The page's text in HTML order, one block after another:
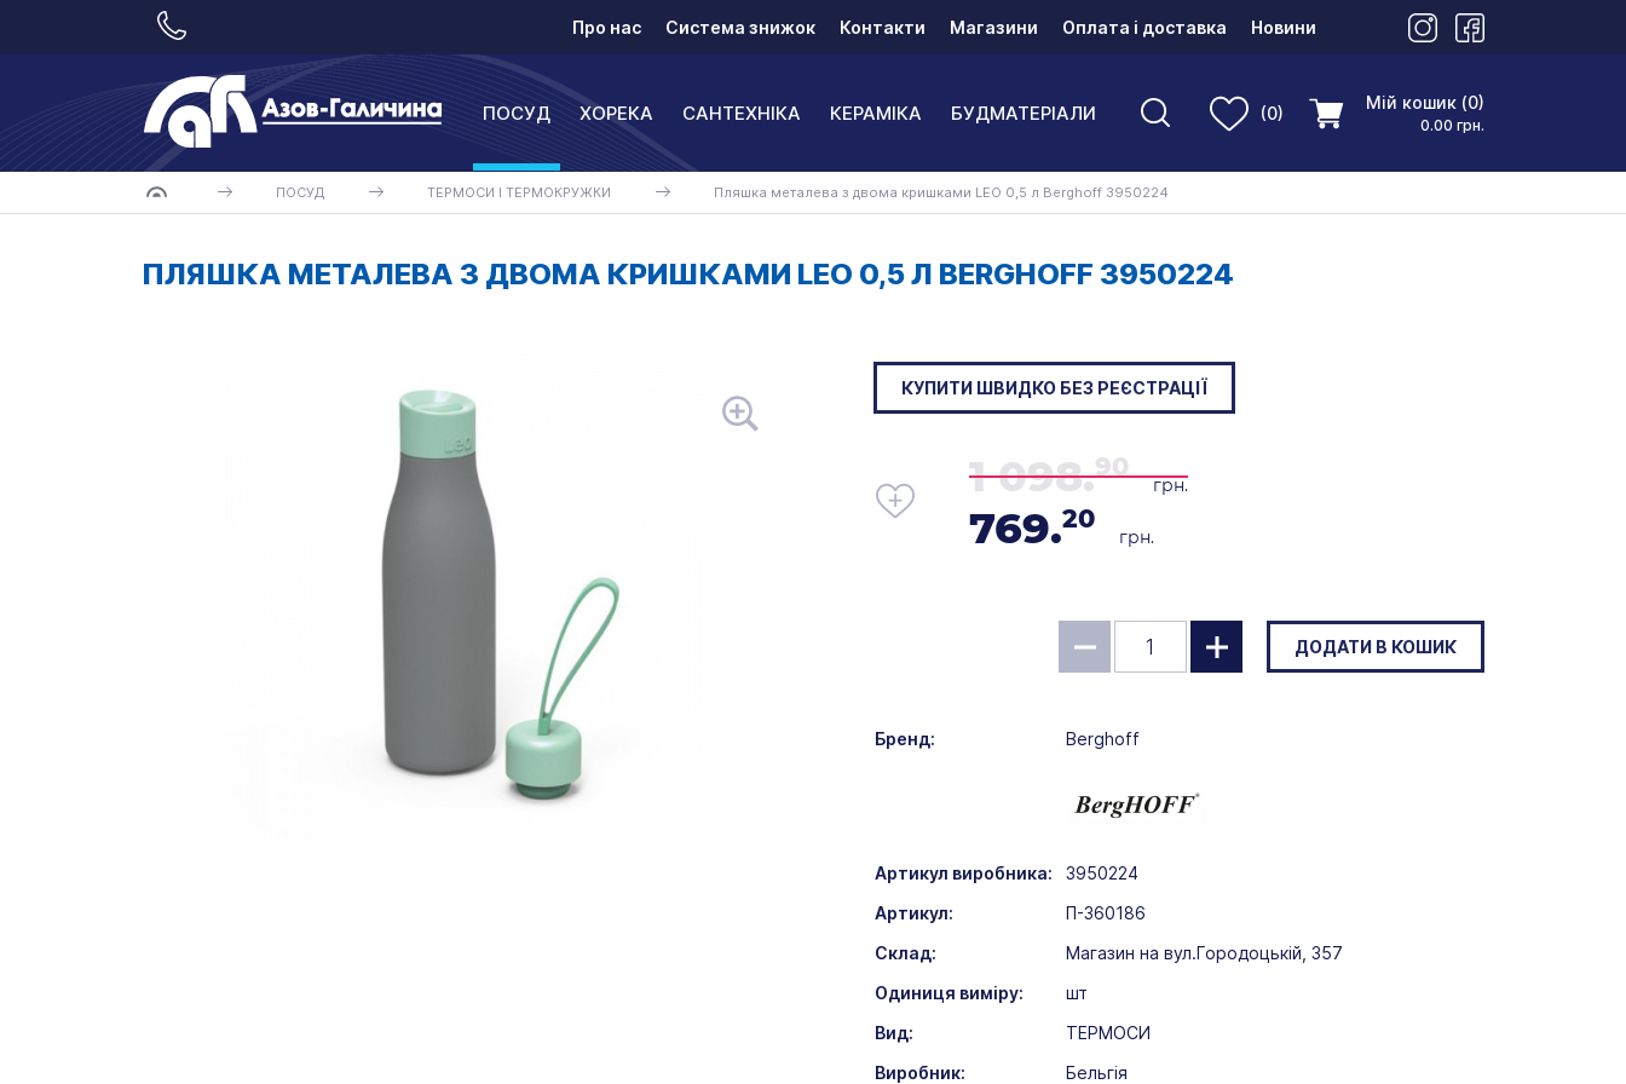
Про нас Система знижок Контакти Магазини Оплата і доставка Новини
ПОСУД ХОРЕКА САНТЕХНІКА КЕРАМІКА БУДМАТЕРІАЛИ (0)
Мій кошик (0)
0.00 грн.
ПОСУД ТЕРМОСИ І ТЕРМОКРУЖКИ Пляшка металева з двома кришками LEO 0,5 л Berghoff 3950224
ПЛЯШКА МЕТАЛЕВА З ДВОМА КРИШКАМИ LEO 0,5 Л BERGHOFF 3950224
КУПИТИ ШВИДКО БЕЗ РЕЄСТРАЦІЇ
1 098.90
грн.
769.20
грн.
ДОДАТИ В КОШИК
Бренд: Berghoff
Артикул виробника:
3950224
Артикул:
П-360186
Склад:
Магазин на вул.Городоцькій, 357
Одиниця виміру:
шт
Вид:
ТЕРМОСИ
Виробник:
Бельгія